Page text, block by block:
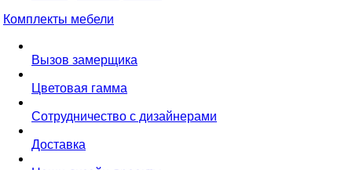
Комплекты мебели
Вызов замерщика
Цветовая гамма
Сотрудничество с дизайнерами
Доставка